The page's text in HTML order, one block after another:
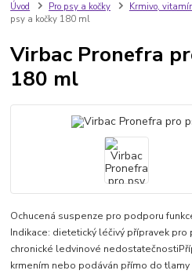
Úvod Pro psy a kočky Krmivo,
psy a kočky 180 ml
Virbac Pronefra
180 ml
Ochucená suspenze pro podporu
Indikace: dietetický léčivý přípravek
chronické ledvinové
krmením nebo podáván přímo do